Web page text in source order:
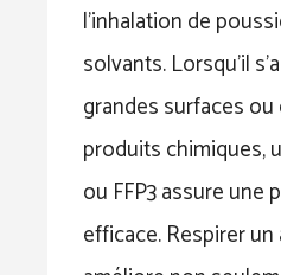
l’inhalation de
solvants. Lorsqu’il
grandes surfaces ou
produits chimiques,
ou FFP3 assure une
efficace. Respirer un